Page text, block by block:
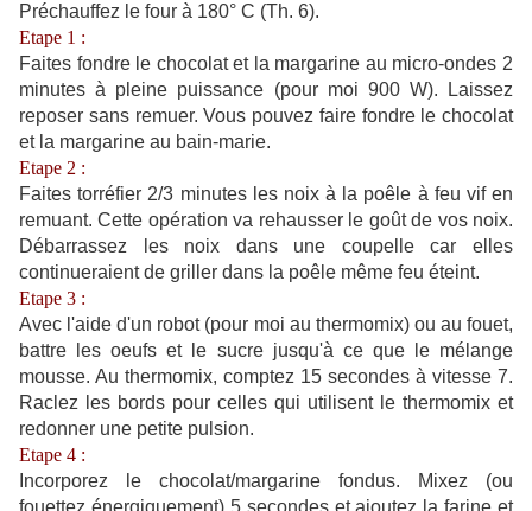
Préchauffez le four à 180° C (Th. 6).
Etape 1 :
Faites fondre le chocolat et la margarine au micro-ondes 2
minutes à pleine puissance (pour moi 900 W). Laissez
reposer sans remuer. Vous pouvez faire fondre le chocolat
et la margarine au bain-marie.
Etape 2 :
Faites torréfier 2/3 minutes les noix à la poêle à feu vif en
remuant. Cette opération va rehausser le goût de vos noix.
Débarrassez les noix dans une coupelle car elles
continueraient de griller dans la poêle même feu éteint.
Etape 3 :
Avec l'aide d'un robot (pour moi au thermomix) ou au fouet,
battre les oeufs et le sucre jusqu'à ce que le mélange
mousse. Au thermomix, comptez 15 secondes à vitesse 7.
Raclez les bords pour celles qui utilisent le thermomix et
redonner une petite pulsion.
Etape 4 :
Incorporez le chocolat/margarine fondus. Mixez (ou